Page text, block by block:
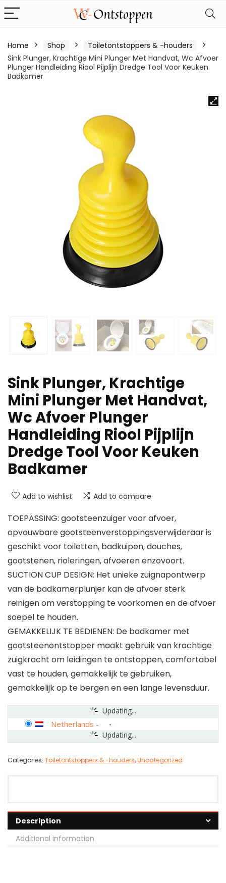
Home Shop
Toiletontstoppers & -houders
Sink Plunger, Krachtige Mini Plunger Met Handvat, Wc Afvoer
Plunger Handleiding Riool Pijplijn Dredge Tool Voor Keuken
Badkamer
Sink Plunger, Krachtige
Mini Plunger Met Handvat,
Wc Afvoer Plunger
Handleiding Riool Pijplijn
Dredge Tool Voor Keuken
Badkamer
Add to wishlist Add to compare
TOEPASSING: gootsteenzuiger voor afvoer,
opvouwbare gootsteenverstoppingsverwijderaar is
geschikt voor toiletten, badkuipen, douches,
gootstenen, rioleringen, afvoeren enzovoort.
SUCTION CUP DESIGN: Het unieke zuignapontwerp
van de badkamerplunjer kan de afvoer sterk
reinigen om verstopping te voorkomen en de afvoer
soepel te houden.
GEMAKKELIJK TE BEDIENEN: De badkamer met
gootsteenontstopper maakt gebruik van krachtige
zuigkracht om leidingen te ontstoppen, comfortabel
vast te houden, gemakkelijk te gebruiken,
gemakkelijk op te bergen en een lange levensduur.
Updating...
Updating...
Netherlands -
Categories: Toiletontstoppers & -houders,Uncategorized
Description
Additional information